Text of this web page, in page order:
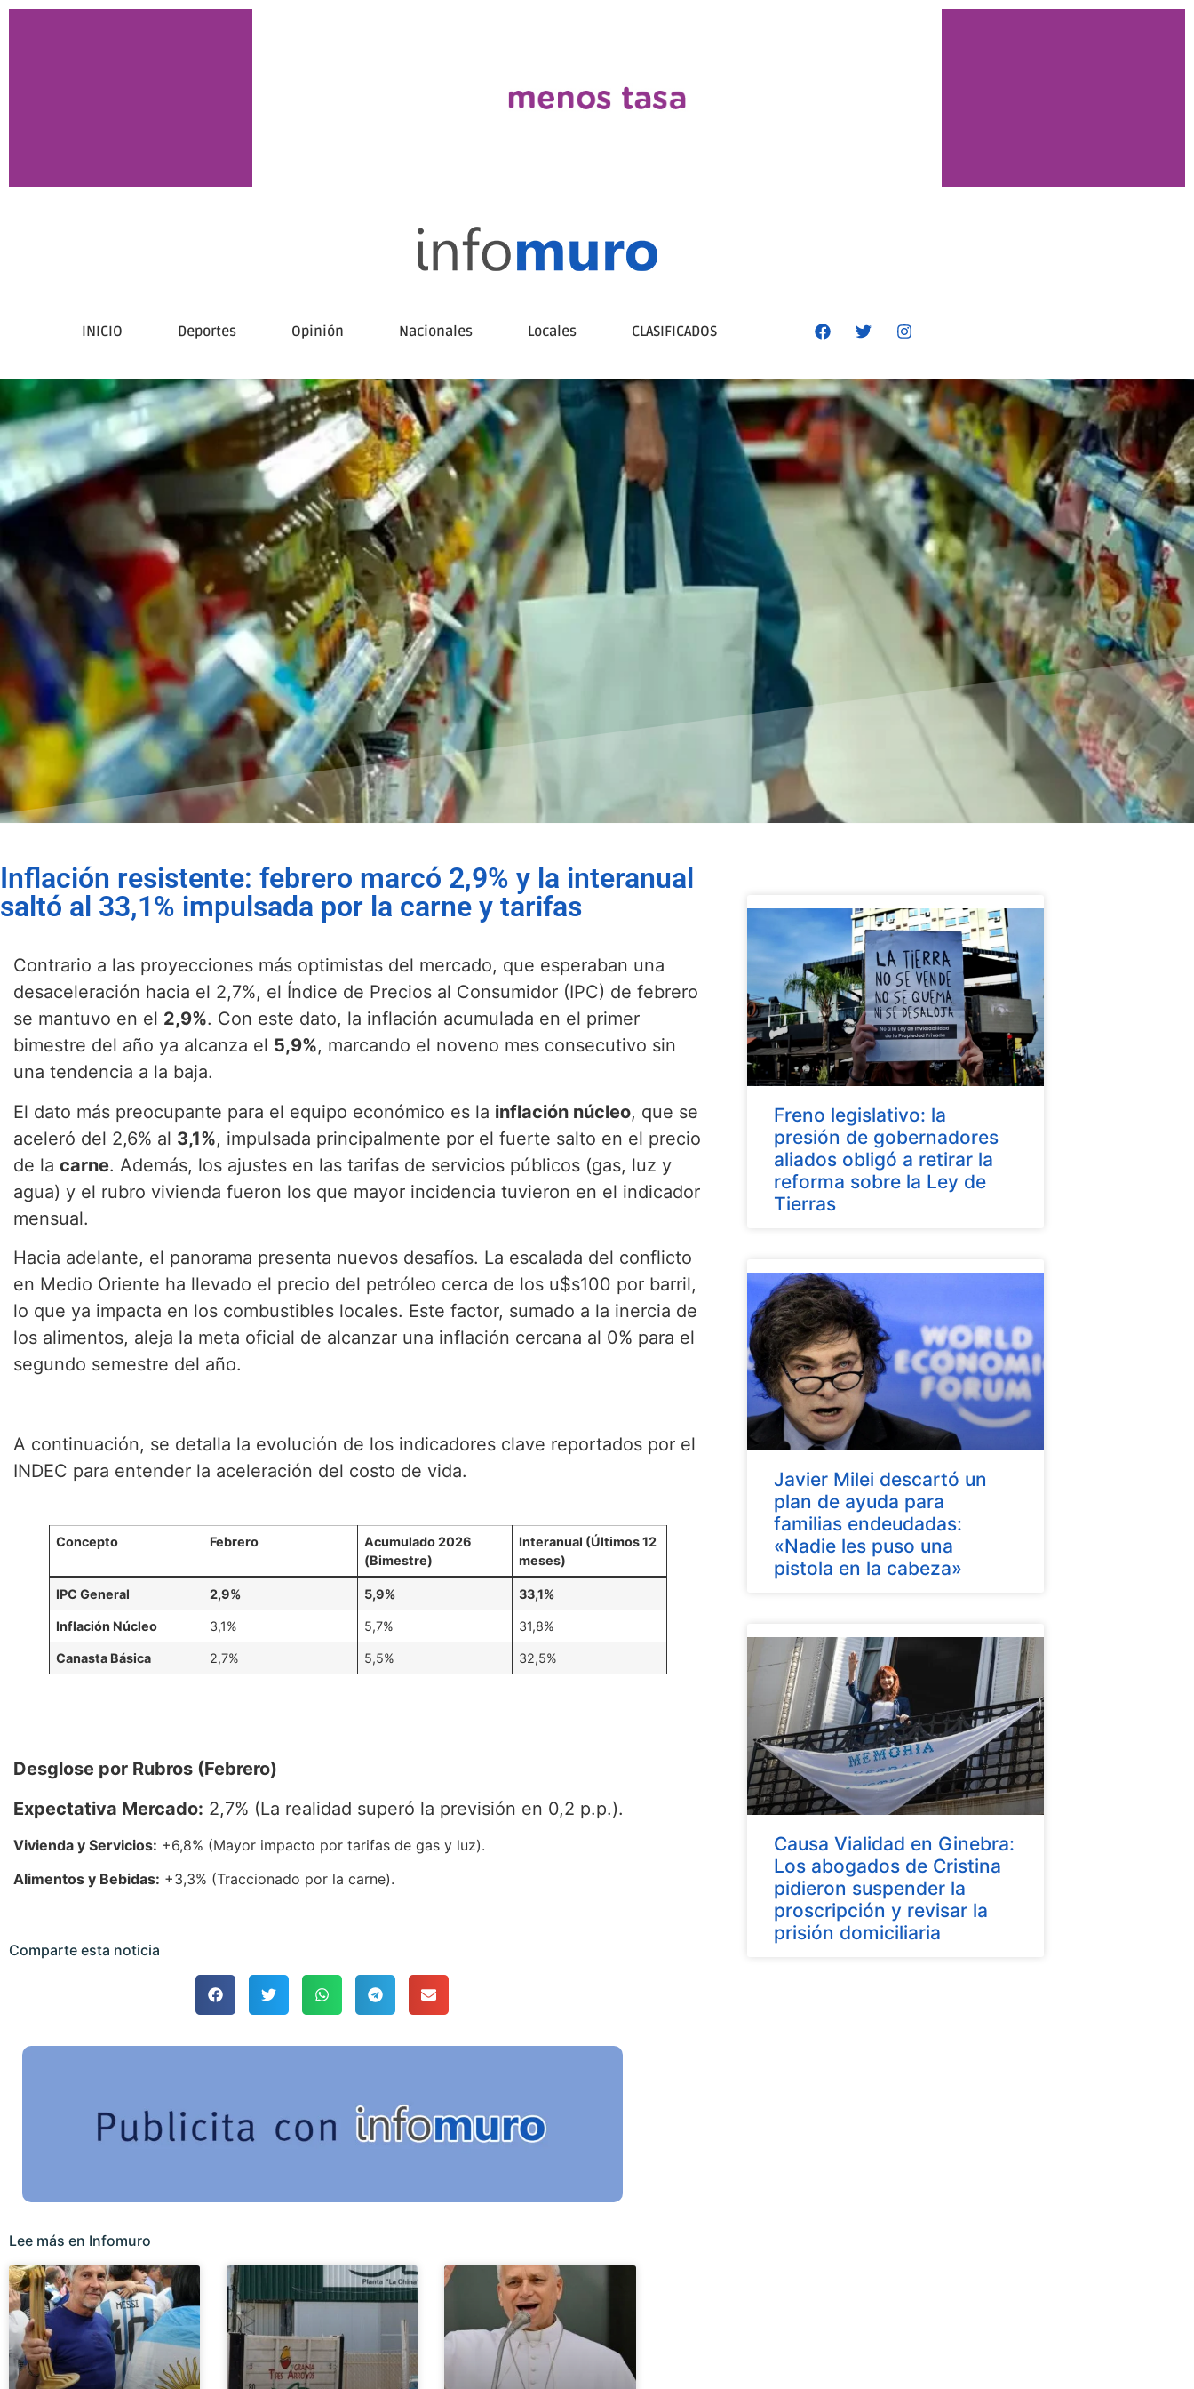
INICIO Deportes Opinión Nacionales Locales CLASIFICADOS
Inflación resistente: febrero marcó 2,9% y la interanual
saltó al 33,1% impulsada por la carne y tarifas
Contrario a las proyecciones más optimistas del mercado, que esperaban una
desaceleración hacia el 2,7%, el Índice de Precios al Consumidor (IPC) de febrero
se mantuvo en el 2,9%. Con este dato, la inflación acumulada en el primer
bimestre del año ya alcanza el 5,9%, marcando el noveno mes consecutivo sin
una tendencia a la baja.
El dato más preocupante para el equipo económico es la inflación núcleo, que se
aceleró del 2,6% al 3,1%, impulsada principalmente por el fuerte salto en el precio
de la carne. Además, los ajustes en las tarifas de servicios públicos (gas, luz y
agua) y el rubro vivienda fueron los que mayor incidencia tuvieron en el indicador
mensual.
Hacia adelante, el panorama presenta nuevos desafíos. La escalada del conflicto
en Medio Oriente ha llevado el precio del petróleo cerca de los u$s100 por barril,
lo que ya impacta en los combustibles locales. Este factor, sumado a la inercia de
los alimentos, aleja la meta oficial de alcanzar una inflación cercana al 0% para el
segundo semestre del año.
A continuación, se detalla la evolución de los indicadores clave reportados por el
INDEC para entender la aceleración del costo de vida.
Concepto Febrero
Acumulado 2026
(Bimestre)
Interanual (Últimos 12
meses)
IPC General 2,9% 5,9% 33,1%
Inflación Núcleo 3,1% 5,7% 31,8%
Canasta Básica 2,7% 5,5% 32,5%
Desglose por Rubros (Febrero)
Expectativa Mercado: 2,7% (La realidad superó la previsión en 0,2 p.p.).
Vivienda y Servicios: +6,8% (Mayor impacto por tarifas de gas y luz).
Alimentos y Bebidas: +3,3% (Traccionado por la carne).
Comparte esta noticia
Lee más en Infomuro
Freno legislativo: la
presión de gobernadores
aliados obligó a retirar la
reforma sobre la Ley de
Tierras
Javier Milei descartó un
plan de ayuda para
familias endeudadas:
«Nadie les puso una
pistola en la cabeza»
Causa Vialidad en Ginebra:
Los abogados de Cristina
pidieron suspender la
proscripción y revisar la
prisión domiciliaria